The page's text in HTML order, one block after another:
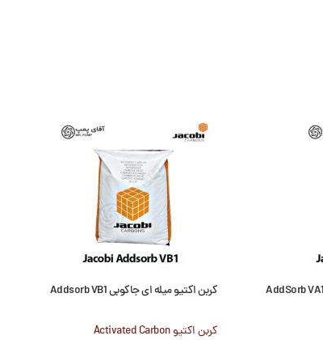
کربن اکتیو میله ای جاکوبی Addsorb VB1
کربن اکتیو Activated Carbon